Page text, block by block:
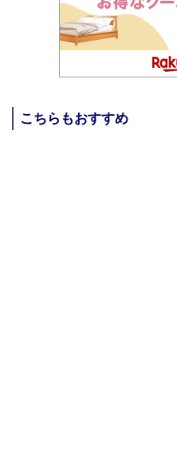
こちらもおすすめ